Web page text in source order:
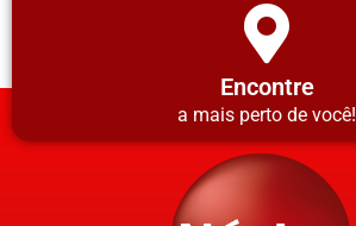
Encontre
a mais perto de você!